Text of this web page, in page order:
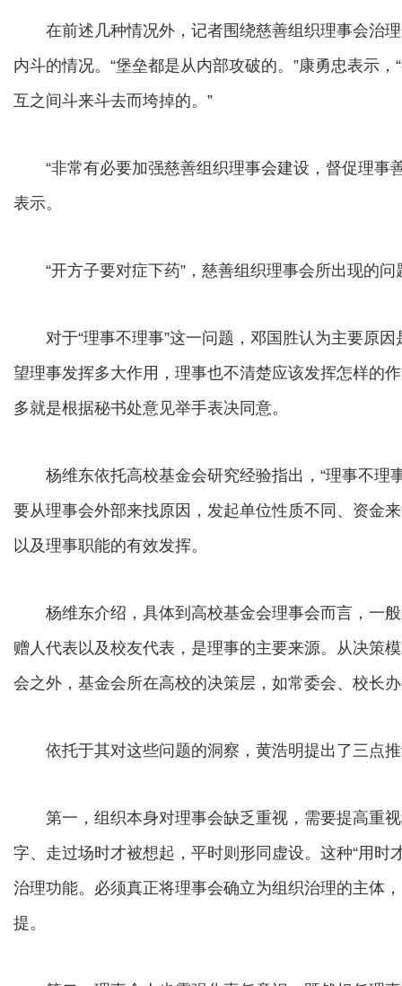
在前述几种情况外，记者围绕慈善组织理事会治理
内斗的情况。“堡垒都是从内部攻破的。”康勇忠表示
互之间斗来斗去而垮掉的。”
“非常有必要加强慈善组织理事会建设，督促理事
表示。
“开方子要对症下药”，慈善组织理事会所出现的问
对于“理事不理事”这一问题，邓国胜认为主要原因
望理事发挥多大作用，理事也不清楚应该发挥怎样的
多就是根据秘书处意见举手表决同意。
杨维东依托高校基金会研究经验指出，“理事不理
要从理事会外部来找原因，发起单位性质不同、资金
以及理事职能的有效发挥。
杨维东介绍，具体到高校基金会理事会而言，一般
赠人代表以及校友代表，是理事的主要来源。从决策
会之外，基金会所在高校的决策层，如常委会、校长
依托于其对这些问题的洞察，黄浩明提出了三点推
第一，组织本身对理事会缺乏重视，需要提高重视
字、走过场时才被想起，平时则形同虚设。这种“用时
治理功能。必须真正将理事会确立为组织治理的主体
提。